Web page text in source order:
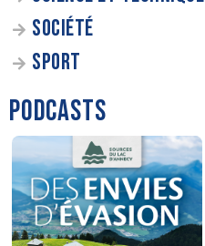
SOCIÉTÉ
SPORT
PODCASTS